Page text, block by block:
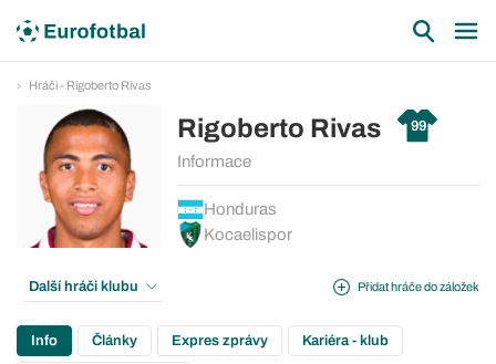
Hráči - Rigoberto Rivas
Rigoberto Rivas 99
Informace
Honduras
Kocaelispor
Přidat hráče do záložek
Další hráči klubu
Info Články Expres zprávy Kariéra - klub